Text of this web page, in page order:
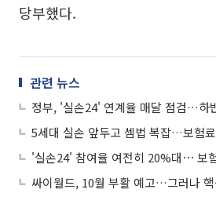
당부했다.
관련 뉴스
정부, '실손24' 연계율 매달 점검…하